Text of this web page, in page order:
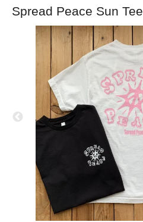
Spread Peace Sun Tee